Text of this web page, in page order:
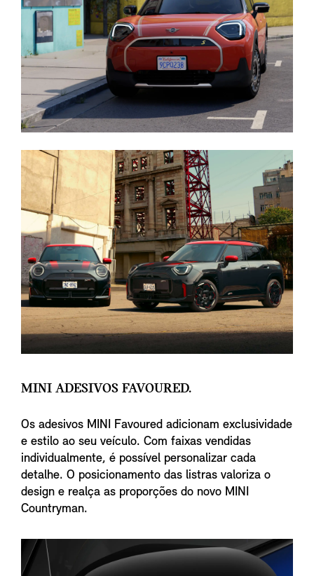
MINI ADESIVOS FAVOURED.
Os adesivos MINI Favoured adicionam exclusividade
e estilo ao seu veículo. Com faixas vendidas
individualmente, é possível personalizar cada
detalhe. O posicionamento das listras valoriza o
design e realça as proporções do novo MINI
Countryman.